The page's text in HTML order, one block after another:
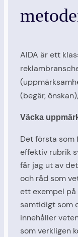
AIDA är ett
(begär, önskan),
Väcka
Det första som
effektiv rubrik
får jag ut av
och råd som
ett exempel
samtidigt som
innehåller
som verkligen